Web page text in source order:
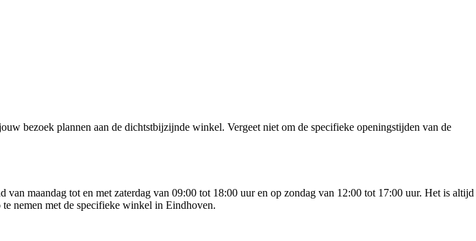
bezoek plannen aan de dichtstbijzijnde winkel. Vergeet niet om de specifieke openingstijden van de
maandag tot en met zaterdag van 09:00 tot 18:00 uur en op zondag van 12:00 tot 17:00 uur. Het is altijd
nemen met de specifieke winkel in Eindhoven.